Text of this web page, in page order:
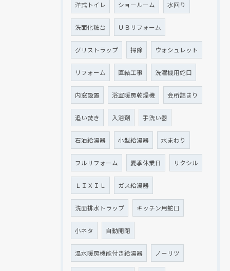
洋式トイレ ショールーム 水回り
洗面化粧台 ＵＢリフォーム
グリストラップ 掃除 ウォシュレット
リフォーム 直結工事 洗濯機用蛇口
内窓設置 浴室暖房乾燥機 会所詰まり
追い焚き 入浴剤 手洗い器
石油給湯器 小型給湯器 水まわり
フルリフォーム 夏季休業日 リクシル
ＬＩＸＩＬ ガス給湯器
洗面排水トラップ キッチン用蛇口
小ネタ 自動開閉
温水暖房機能付き給湯器 ノーリツ